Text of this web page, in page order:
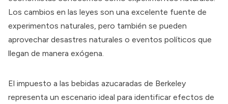
Los cambios en las leyes son una excelente fuente de
experimentos naturales, pero también se pueden
aprovechar desastres naturales o eventos políticos que
llegan de manera exógena.
El impuesto a las bebidas azucaradas de Berkeley
representa un escenario ideal para identificar efectos de